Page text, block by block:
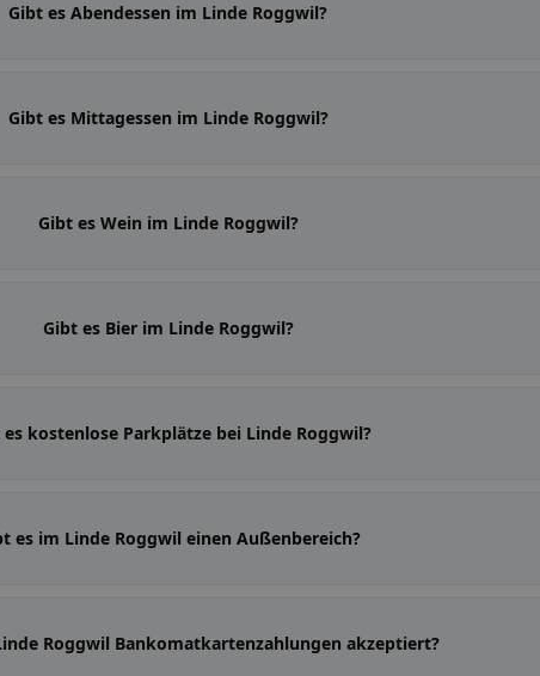
Gibt es Abendessen im Linde Roggwil?
Gibt es Mittagessen im Linde Roggwil?
Gibt es Wein im Linde Roggwil?
Gibt es Bier im Linde Roggwil?
es kostenlose Parkplätze bei Linde Roggwil?
es im Linde Roggwil einen Außenbereich?
Roggwil Bankomatkartenzahlungen akzeptiert?